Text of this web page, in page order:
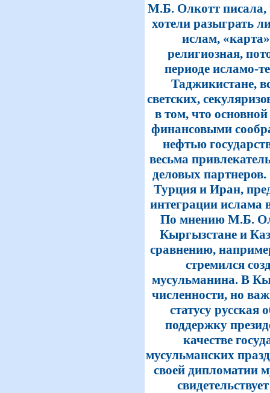
М.Б. Олкотт писала,
хотели разыграть
ислам,
религиозная,
периоде исламо-
Таджикистане,
светских,
в том, что
финансовыми
нефтью
весьма
деловых
Турция и Иран,
интеграции ислама
По мнению М.Б.
Кыргызстане и
сравнению,
стремился
мусульманина. В
численности, но
статусу
поддержку
качестве
мусульманских
своей дипломатии